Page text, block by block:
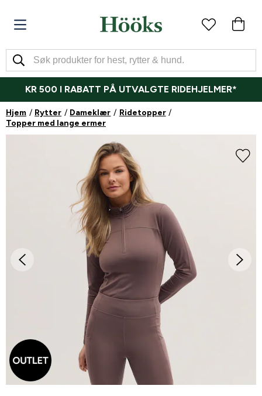
KR 500 I RABATT PÅ UTVALGTE RIDEHJELMER*
Hjem Rytter Dameklær
Ridetopper
Topper med lange ermer